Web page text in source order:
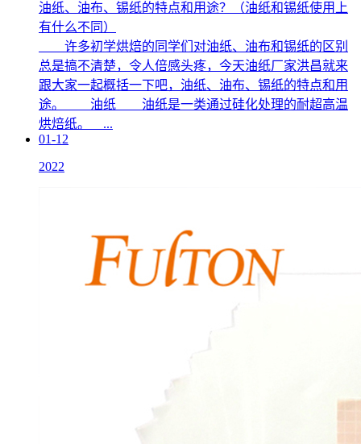
油纸、油布、锡纸的特点和用途？（油纸和锡纸使用上
有什么不同）
许多初学烘焙的同学们对油纸、油布和锡纸的区别
总是搞不清楚，令人倍感头疼，今天油纸厂家洪昌就来
跟大家一起概括一下吧，油纸、油布、锡纸的特点和用
途。 油纸 油纸是一类通过硅化处理的耐超高温
烘焙纸。 ...
01-12
2022